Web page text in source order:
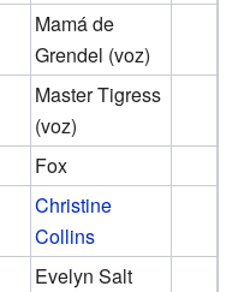
Mamá de
Grendel (voz)
Master Tigress
(voz)
Fox
Christine
Collins
Evelyn Salt